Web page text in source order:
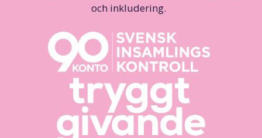
och inkludering.